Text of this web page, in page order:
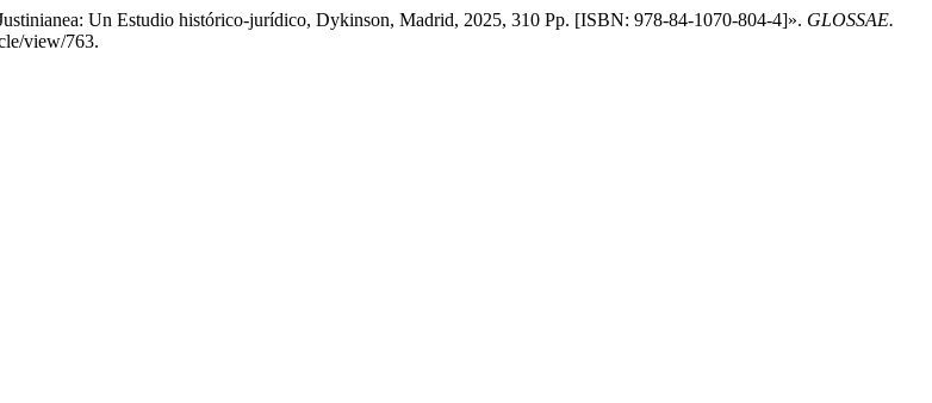
Un Estudio histórico-jurídico, Dykinson, Madrid, 2025, 310 Pp. [ISBN: 978-84-1070-804-4]». GLOSSAE.
view/763.